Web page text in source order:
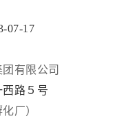
07-17
有限公司
路５号
厂）